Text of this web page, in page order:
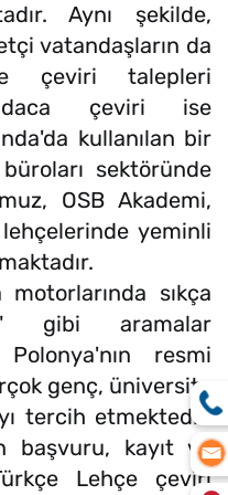
Aynı şekilde,
vatandaşların da
çeviri talepleri
çeviri ise
kullanılan bir
sektöründe
OSB Akademi,
yeminli
sıkça
gibi aramalar
resmi
genç, üniversite
tercih etmektedir.
başvuru, kayıt ve
Lehçe çeviri